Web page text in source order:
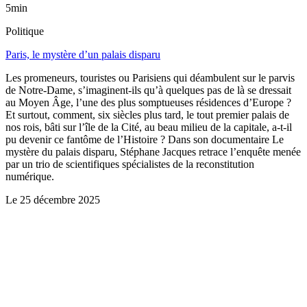
5min
Politique
Paris, le mystère d’un palais disparu
Les promeneurs, touristes ou Parisiens qui déambulent sur le parvis
de Notre-Dame, s’imaginent-ils qu’à quelques pas de là se dressait
au Moyen Âge, l’une des plus somptueuses résidences d’Europe ?
Et surtout, comment, six siècles plus tard, le tout premier palais de
nos rois, bâti sur l’île de la Cité, au beau milieu de la capitale, a-t-il
pu devenir ce fantôme de l’Histoire ? Dans son documentaire Le
mystère du palais disparu, Stéphane Jacques retrace l’enquête menée
par un trio de scientifiques spécialistes de la reconstitution
numérique.
Le 25 décembre 2025